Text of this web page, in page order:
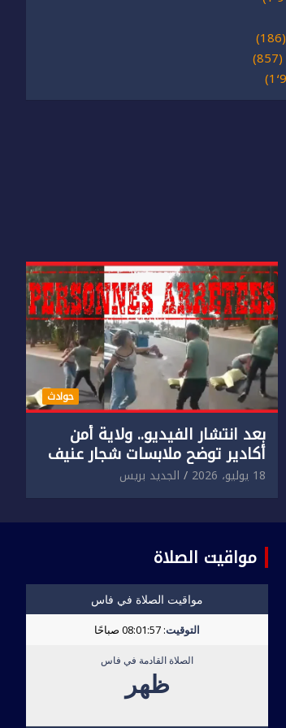
(186)
(857)
حوادث
بعد انتشار الفيديو.. ولاية أمن
أكادير توضح ملابسات شجار عنيف
بين سائق وسيدتين
18 يوليو، 2026 الجديد بريس
مواقيت الصلاة